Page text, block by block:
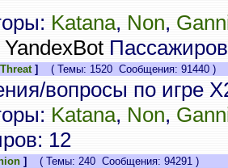
Katana, Non,
YandexBot
] ( Темы: 1520 Сообщения: 91440 )
вопросы по игре
Katana, Non,
12
] ( Темы: 240 Сообщения: 94291 )